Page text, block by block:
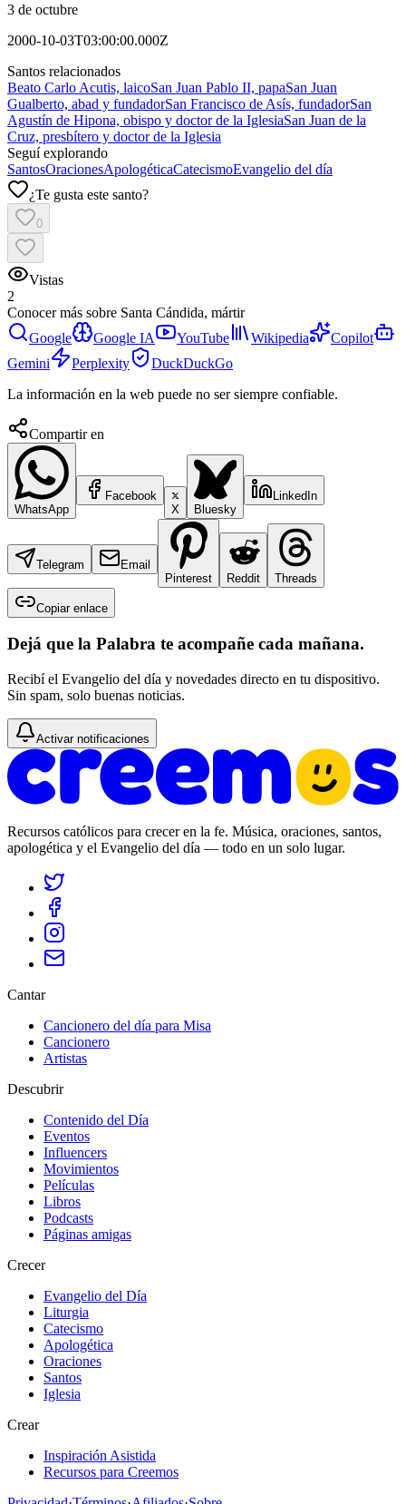
3 de octubre
2000-10-03T03:00:00.000Z
Santos relacionados
Beato Carlo Acutis, laicoSan Juan Pablo II, papaSan Juan
Gualberto, abad y fundadorSan Francisco de Asís, fundadorSan
Agustín de Hipona, obispo y doctor de la IglesiaSan Juan de la
Cruz, presbítero y doctor de la Iglesia
Seguí explorando
SantosOracionesApologéticaCatecismoEvangelio del día
¿Te gusta este santo?
0
Vistas
2
Conocer más sobre Santa Cándida, mártir
Google
Google IA YouTube Wikipedia
Copilot
Gemini
Perplexity
DuckDuckGo
La información en la web puede no ser siempre confiable.
Compartir en
WhatsApp
Facebook
X
Bluesky
LinkedIn
Telegram
Email
Pinterest
Reddit Threads
Copiar enlace
Dejá que la Palabra te acompañe cada mañana.
Recibí el Evangelio del día y novedades directo en tu dispositivo.
Sin spam, solo buenas noticias.
Activar notificaciones
Recursos católicos para crecer en la fe. Música, oraciones, santos,
apologética y el Evangelio del día — todo en un solo lugar.
Cantar
Cancionero del día para Misa
Cancionero
Artistas
Descubrir
Contenido del Día
Eventos
Influencers
Movimientos
Películas
Libros
Podcasts
Páginas amigas
Crecer
Evangelio del Día
Liturgia
Catecismo
Apologética
Oraciones
Santos
Iglesia
Crear
Inspiración Asistida
Recursos para Creemos